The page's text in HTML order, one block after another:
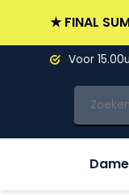
★ FINAL
Voor